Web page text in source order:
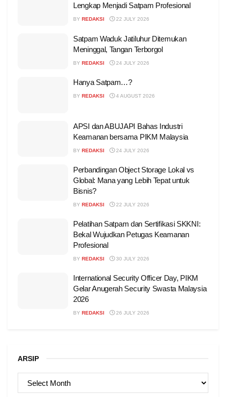
Lengkap Menjadi Satpam Profesional
BY REDAKSI 22 JULY 2026
Satpam Waduk Jatiluhur Ditemukan
Meninggal, Tangan Terborgol
BY REDAKSI 24 JULY 2026
Hanya Satpam…?
BY REDAKSI 4 AUGUST 2026
APSI dan ABUJAPI Bahas Industri
Keamanan bersama PIKM Malaysia
BY REDAKSI 24 JULY 2026
Perbandingan Object Storage Lokal vs
Global: Mana yang Lebih Tepat untuk
Bisnis?
BY REDAKSI 22 JULY 2026
Pelatihan Satpam dan Sertifikasi SKKNI:
Bekal Wujudkan Petugas Keamanan
Profesional
BY REDAKSI 30 JULY 2026
International Security Officer Day, PIKM
Gelar Anugerah Security Swasta Malaysia
2026
BY REDAKSI 26 JULY 2026
ARSIP